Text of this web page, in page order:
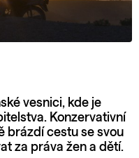
vesnici, kde je
Konzervativní
brázdí cestu se svou
za práva žen a dětí.